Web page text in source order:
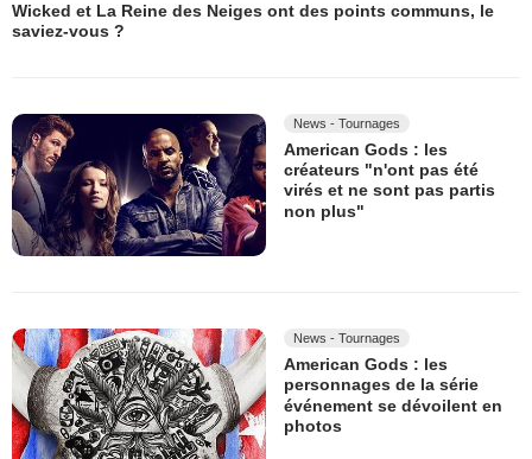
Wicked et La Reine des Neiges ont des points communs, le
saviez-vous ?
News - Tournages
American Gods : les
créateurs "n'ont pas été
virés et ne sont pas partis
non plus"
News - Tournages
American Gods : les
personnages de la série
événement se dévoilent en
photos